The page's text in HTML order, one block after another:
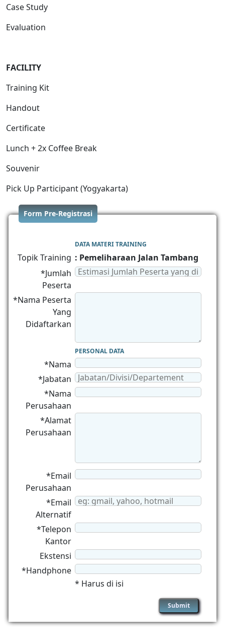
Case Study
Evaluation
FACILITY
Training Kit
Handout
Certificate
Lunch + 2x Coffee Break
Souvenir
Pick Up Participant (Yogyakarta)
Form Pre-Registrasi
DATA MATERI TRAINING
Topik Training : Pemeliharaan Jalan Tambang
*Jumlah
Peserta
*Nama Peserta
Yang
Didaftarkan
PERSONAL DATA
*Nama
*Jabatan
*Nama
Perusahaan
*Alamat
Perusahaan
*Email
Perusahaan
*Email
Alternatif
*Telepon
Kantor
Ekstensi
*Handphone
* Harus di isi